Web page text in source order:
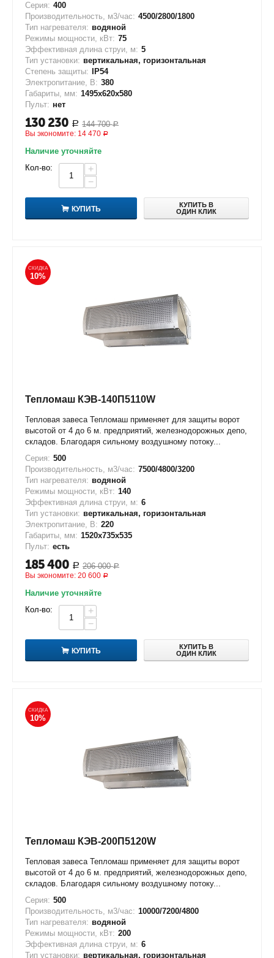
Серия: 400
Производительность, м3/час: 4500/2800/1800
Тип нагревателя: водяной
Режимы мощности, кВт: 75
Эффективная длина струи, м: 5
Тип установки: вертикальная, горизонтальная
Степень защиты:
IP54
Электропитание, В: 380
Габариты, мм: 1495х620х580
Пульт: нет
130 230 Р 144 700 Р
Вы экономите: 14 470 Р
Наличие уточняйте
Кол-во:
+
−
КУПИТЬ
КУПИТЬ В
ОДИН КЛИК
СКИДКА
10%
Тепломаш КЭВ-140П5110W
Тепловая завеса Тепломаш применяет для защиты ворот
высотой от 4 до 6 м. предприятий, железнодорожных депо,
складов. Благодаря сильному воздушному потоку...
Серия: 500
Производительность, м3/час: 7500/4800/3200
Тип нагревателя: водяной
Режимы мощности, кВт: 140
Эффективная длина струи, м: 6
Тип установки: вертикальная, горизонтальная
Электропитание, В: 220
Габариты, мм: 1520х735х535
Пульт: есть
185 400 Р 206 000 Р
Вы экономите: 20 600 Р
Наличие уточняйте
Кол-во:
+
−
КУПИТЬ
КУПИТЬ В
ОДИН КЛИК
СКИДКА
10%
Тепломаш КЭВ-200П5120W
Тепловая завеса Тепломаш применяет для защиты ворот
высотой от 4 до 6 м. предприятий, железнодорожных депо,
складов. Благодаря сильному воздушному потоку...
Серия: 500
Производительность, м3/час: 10000/7200/4800
Тип нагревателя: водяной
Режимы мощности, кВт: 200
Эффективная длина струи, м: 6
Тип установки: вертикальная, горизонтальная